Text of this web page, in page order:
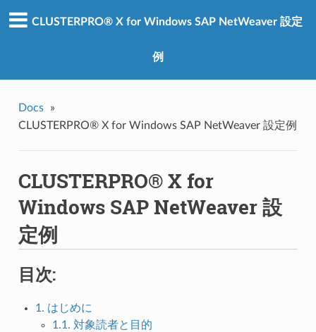
CLUSTERPRO® X for Windows SAP NetWeaver 設定
例
Docs
»
CLUSTERPRO® X for Windows SAP NetWeaver 設定例
CLUSTERPRO® X for
Windows SAP NetWeaver 設
定例
目次:
1. はじめに
1.1. 対象読者と目的